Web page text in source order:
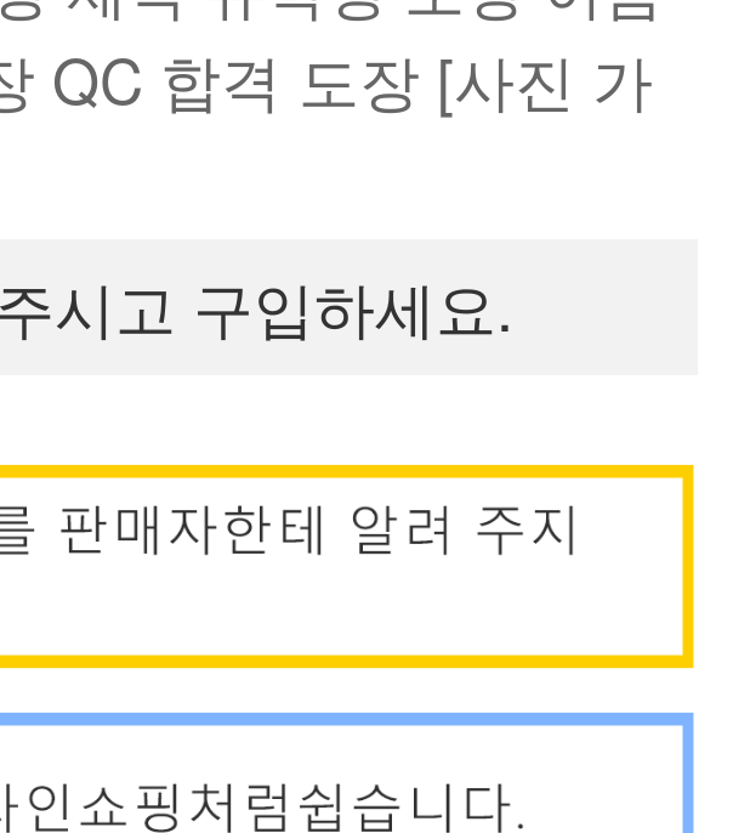
QC 합격 도장 [사진 가
시고 구입하세요.